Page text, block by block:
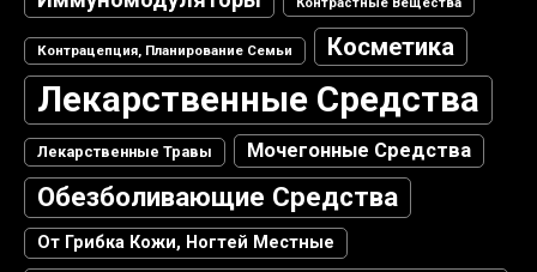
Контрастные Вещества
Контрацепция, Планирование Семьи Косметика
Лекарственные Средства
Лекарственные Травы Мочегонные Средства
Обезболивающие Средства
От Грибка Кожи, Ногтей Местные